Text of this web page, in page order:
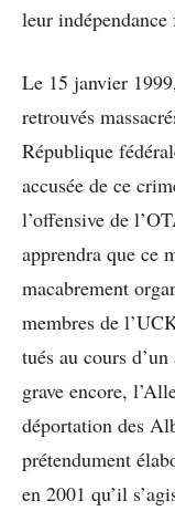
leur
Le 15 janvier
retrouvés
République
accusée de ce
l’offensive de
apprendra que ce
macabrement
membres de
tués au cours
grave encore,
déportation des
prétendument
en 2001 qu’il